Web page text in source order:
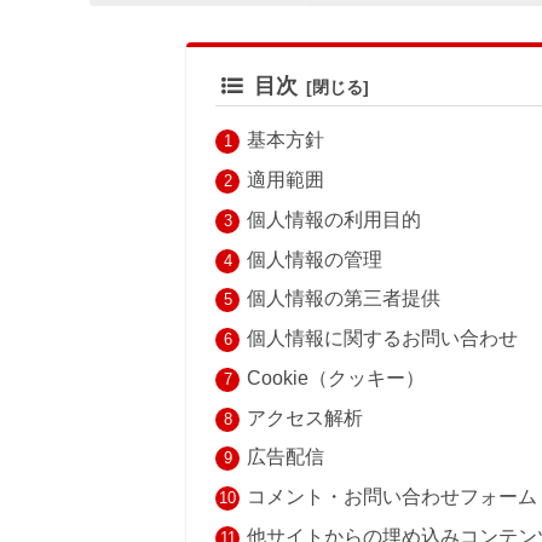
目次
基本方針
適用範囲
個人情報の利用目的
個人情報の管理
個人情報の第三者提供
個人情報に関するお問い合わせ
Cookie（クッキー）
アクセス解析
広告配信
コメント・お問い合わせフォーム
他サイトからの埋め込みコンテン